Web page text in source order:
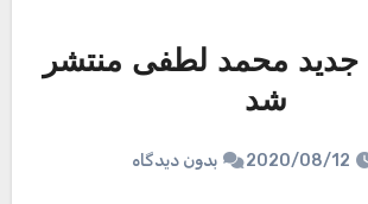
جدید محمد لطفی منتشر
شد
2020/08/12 بدون دیدگاه